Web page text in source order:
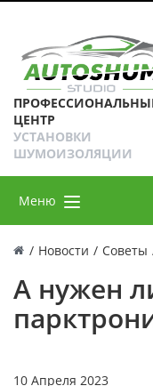
ЦЕНТР
УСТАНОВКИ
ШУМОИЗОЛЯЦИИ
Меню
/ Новости / Советы
А нужен
10 Апреля 2023